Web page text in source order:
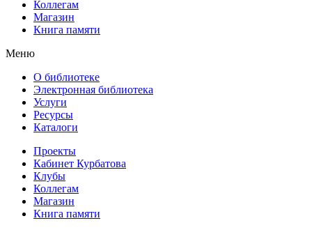
Коллегам
Магазин
Книга памяти
Меню
О библиотеке
Электронная библиотека
Услуги
Ресурсы
Каталоги
Проекты
Кабинет Курбатова
Клубы
Коллегам
Магазин
Книга памяти